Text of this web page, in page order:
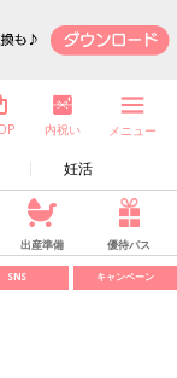
妊活
内祝い メニュー
出産準備 優待パス
SNS キャンペーン